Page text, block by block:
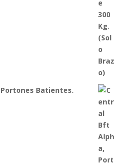
Batientes.